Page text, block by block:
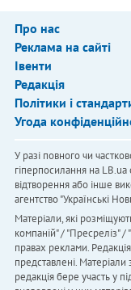
Про нас
Реклама на сайті
Івенти
Редакція
Політики і
Угода
У разі повного чи
гіперпосилання на
відтворення або інше
агентство "Українськi
Матеріали, які
компаній" / "Пресреліз" /
правах реклами.
представлені.
редакція бере участь у